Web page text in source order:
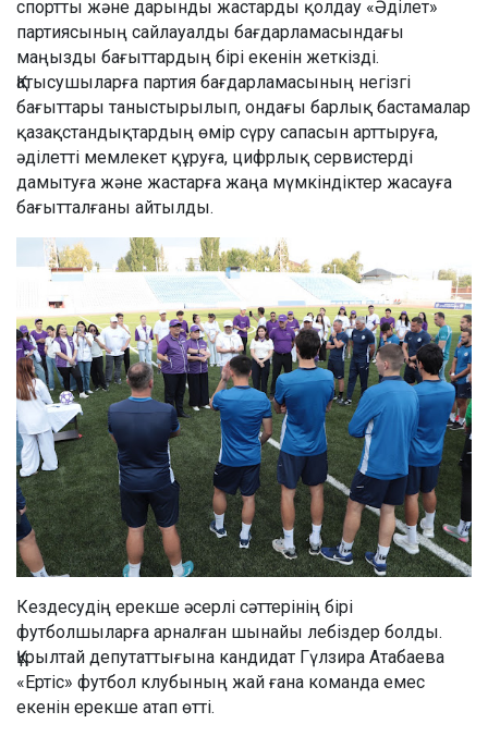
спортты және дарынды жастарды қолдау «Әділет»
партиясының сайлауалды бағдарламасындағы
маңызды бағыттардың бірі екенін жеткізді.
Қатысушыларға партия бағдарламасының негізгі
бағыттары таныстырылып, ондағы барлық бастамалар
қазақстандықтардың өмір сүру сапасын арттыруға,
әділетті мемлекет құруға, цифрлық сервистерді
дамытуға және жастарға жаңа мүмкіндіктер жасауға
бағытталғаны айтылды.
Кездесудің ерекше әсерлі сәттерінің бірі
футболшыларға арналған шынайы лебіздер болды.
Құрылтай депутаттығына кандидат Гүлзира Атабаева
«Ертіс» футбол клубының жай ғана команда емес
екенін ерекше атап өтті.